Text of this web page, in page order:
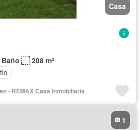
Casa
Baño
208 m²
- REMAX Casa Inmobiliaria
1